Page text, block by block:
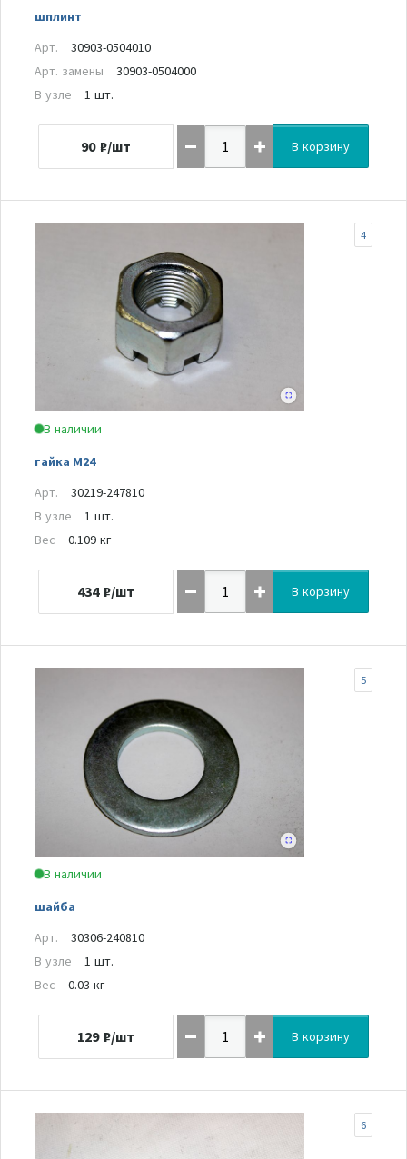
шплинт
Арт.
30903-0504010
Арт. замены
30903-0504000
В узле
1 шт.
90 ₽/шт В корзину
В наличии
гайка М24
4
Арт.
30219-247810
В узле
1 шт.
Вес
0.109 кг
434 ₽/шт В корзину
В наличии
шайба
5
Арт.
30306-240810
В узле
1 шт.
Вес
0.03 кг
129 ₽/шт В корзину
6